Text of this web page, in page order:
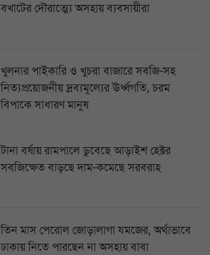
বখাটের দৌরাত্ম্যে অসহায় ব্যবসায়ীরা
খুলনার পাইকারি ও খুচরা বাজারে সবজি-সহ
নিত্যপ্রয়োজনীয় দ্রব্যমূল্যের ঊর্ধ্বগতি, চরম
বিপাকে সাধারণ মানুষ
টানা বর্ষায় রামপালে ডুবেছে আড়াইশ হেক্টর
সবজিক্ষেত বাড়ছে দাম-কমেছে সরবরাহ
তিন মাস পেরোল জোড়ালাগা যমজের, অর্থাভাবে
ঢাকায় নিতে পারছেন না অসহায় বাবা